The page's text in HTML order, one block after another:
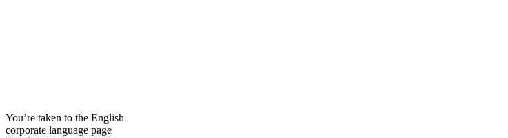
You’re taken to the English
corporate language page